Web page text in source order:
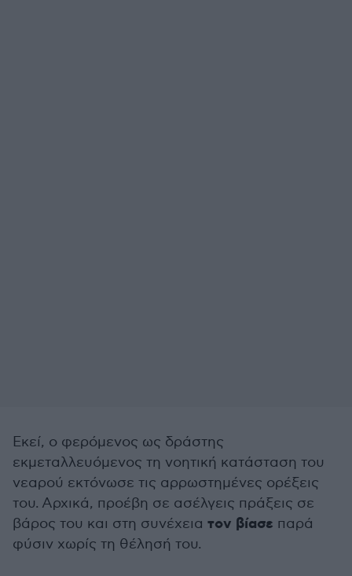
Εκεί, ο φερόμενος ως δράστης
εκμεταλλευόμενος τη νοητική κατάσταση του
νεαρού εκτόνωσε τις αρρωστημένες ορέξεις
του. Αρχικά, προέβη σε ασέλγεις πράξεις σε
βάρος του και στη συνέχεια τον βίασε παρά
φύσιν χωρίς τη θέλησή του.